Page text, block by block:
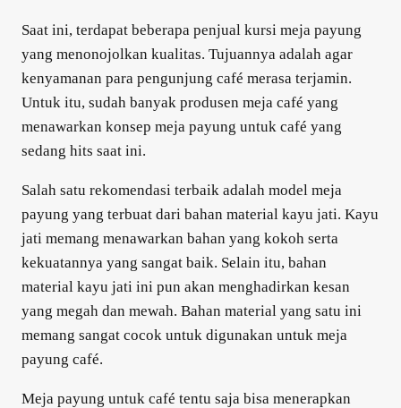
Saat ini, terdapat beberapa penjual kursi meja payung
yang menonojolkan kualitas. Tujuannya adalah agar
kenyamanan para pengunjung café merasa terjamin.
Untuk itu, sudah banyak produsen meja café yang
menawarkan konsep meja payung untuk café yang
sedang hits saat ini.
Salah satu rekomendasi terbaik adalah model meja
payung yang terbuat dari bahan material kayu jati. Kayu
jati memang menawarkan bahan yang kokoh serta
kekuatannya yang sangat baik. Selain itu, bahan
material kayu jati ini pun akan menghadirkan kesan
yang megah dan mewah. Bahan material yang satu ini
memang sangat cocok untuk digunakan untuk meja
payung café.
Meja payung untuk café tentu saja bisa menerapkan